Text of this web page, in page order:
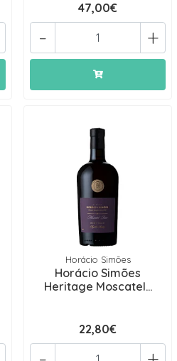
47,00€
+
-
Horácio Simões
Horácio Simões
Heritage Moscatel...
22,80€